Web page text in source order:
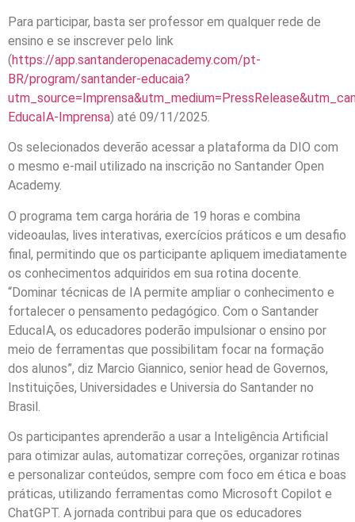
Para participar, basta ser professor em qualquer rede de
ensino e se inscrever pelo link
(https://app.santanderopenacademy.com/pt-
BR/program/santander-educaia?
EducaIA-Imprensa) até 09/11/2025.
Os selecionados deverão acessar a plataforma da DIO com
o mesmo e-mail utilizado na inscrição no Santander Open
Academy.
O programa tem carga horária de 19 horas e combina
videoaulas, lives interativas, exercícios práticos e um desafio
final, permitindo que os participante apliquem imediatamente
os conhecimentos adquiridos em sua rotina docente.
“Dominar técnicas de IA permite ampliar o conhecimento e
fortalecer o pensamento pedagógico. Com o Santander
EducaIA, os educadores poderão impulsionar o ensino por
meio de ferramentas que possibilitam focar na formação
dos alunos”, diz Marcio Giannico, senior head de Governos,
Instituições, Universidades e Universia do Santander no
Brasil.
Os participantes aprenderão a usar a Inteligência Artificial
para otimizar aulas, automatizar correções, organizar rotinas
e personalizar conteúdos, sempre com foco em ética e boas
práticas, utilizando ferramentas como Microsoft Copilot e
ChatGPT. A jornada contribui para que os educadores